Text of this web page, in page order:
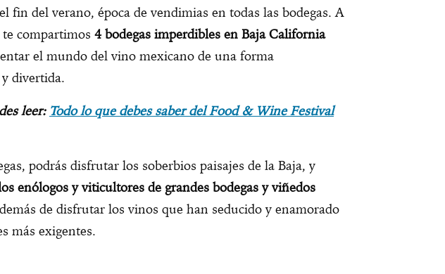
fin del verano, época de vendimias en todas las bodegas. A
compartimos 4 bodegas imperdibles en Baja California
el mundo del vino mexicano de una forma
divertida.
leer: Todo lo que debes saber del Food & Wine Festival
podrás disfrutar los soberbios paisajes de la Baja, y
enólogos y viticultores de grandes bodegas y viñedos
de disfrutar los vinos que han seducido y enamorado
más exigentes.